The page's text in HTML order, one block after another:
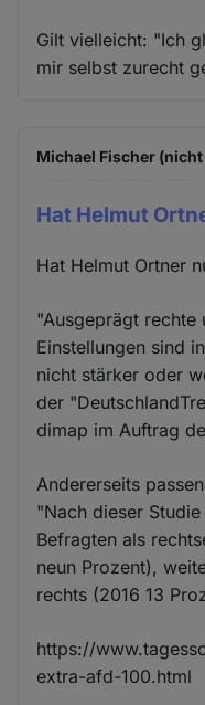
Gilt vielleicht: "Ich
mir selbst zurecht
Michael Fischer
Hat Helmut
Hat Helmut Ortner
"Ausgeprägt rechte
Einstellungen sind
nicht stärker oder
der
dimap im Auftrag
Andererseits
"Nach dieser
Befragten als
neun Prozent),
rechts (2016 13
https://
extra-afd-100.html